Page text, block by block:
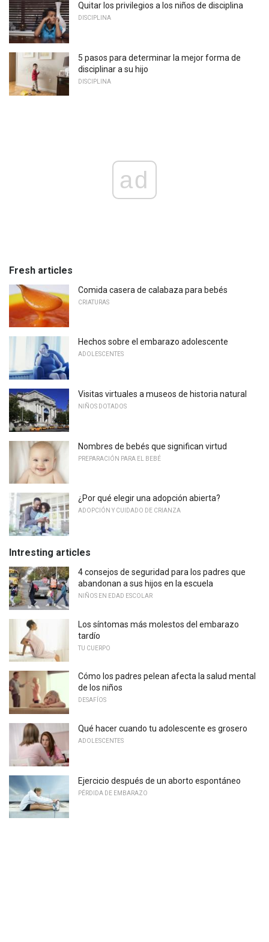
Quitar los privilegios a los niños de disciplina
DISCIPLINA
5 pasos para determinar la mejor forma de
disciplinar a su hijo
DISCIPLINA
ad
Fresh articles
Comida casera de calabaza para bebés
CRIATURAS
Hechos sobre el embarazo adolescente
ADOLESCENTES
Visitas virtuales a museos de historia natural
NIÑOS DOTADOS
Nombres de bebés que significan virtud
PREPARACIÓN PARA EL BEBÉ
¿Por qué elegir una adopción abierta?
ADOPCIÓN Y CUIDADO DE CRIANZA
Intresting articles
4 consejos de seguridad para los padres que
abandonan a sus hijos en la escuela
NIÑOS EN EDAD ESCOLAR
Los síntomas más molestos del embarazo
tardío
TU CUERPO
Cómo los padres pelean afecta la salud mental
de los niños
DESAFÍOS
Qué hacer cuando tu adolescente es grosero
ADOLESCENTES
Ejercicio después de un aborto espontáneo
PÉRDIDA DE EMBARAZO